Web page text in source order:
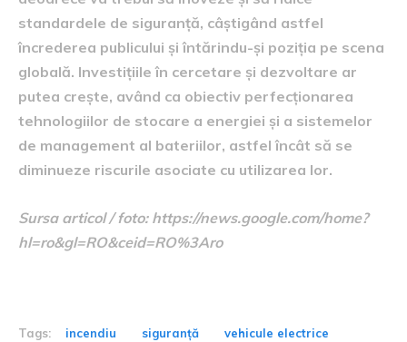
standardele de siguranță, câștigând astfel
încrederea publicului și întărindu-și poziția pe scena
globală. Investițiile în cercetare și dezvoltare ar
putea crește, având ca obiectiv perfecționarea
tehnologiilor de stocare a energiei și a sistemelor
de management al bateriilor, astfel încât să se
diminueze riscurile asociate cu utilizarea lor.
Sursa articol / foto: https://news.google.com/home?
hl=ro&gl=RO&ceid=RO%3Aro
Tags: incendiu siguranță vehicule electrice